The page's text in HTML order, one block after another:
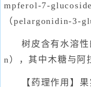
mpferol-7-
（pelargonidin-3-
树皮含有水溶
n），其中木糖与阿
【药理作用】